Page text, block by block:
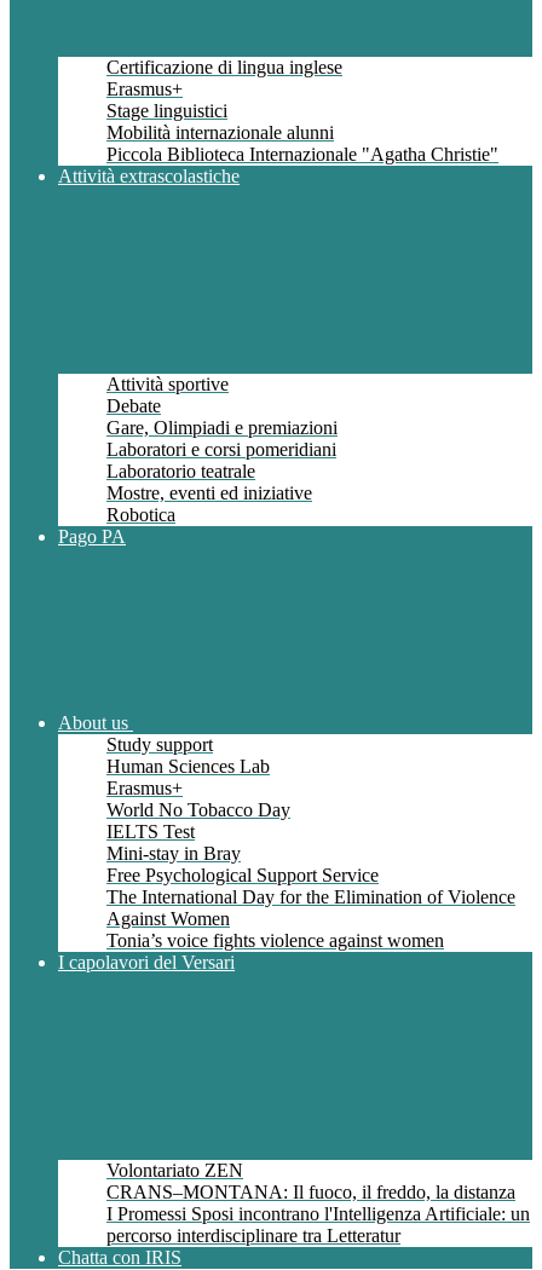
Certificazione di lingua inglese
Erasmus+
Stage linguistici
Mobilità internazionale alunni
Piccola Biblioteca Internazionale "Agatha Christie"
Attività extrascolastiche
Attività sportive
Debate
Gare, Olimpiadi e premiazioni
Laboratori e corsi pomeridiani
Laboratorio teatrale
Mostre, eventi ed iniziative
Robotica
Pago PA
About us
Study support
Human Sciences Lab
Erasmus+
World No Tobacco Day
IELTS Test
Mini-stay in Bray
Free Psychological Support Service
The International Day for the Elimination of Violence
Against Women
Tonia’s voice fights violence against women
I capolavori del Versari
Volontariato ZEN
CRANS–MONTANA: Il fuoco, il freddo, la distanza
I Promessi Sposi incontrano l'Intelligenza Artificiale: un
percorso interdisciplinare tra Letteratur
Chatta con IRIS